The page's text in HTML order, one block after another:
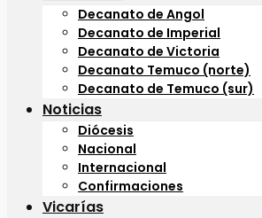
Decanato de Angol
Decanato de Imperial
Decanato de Victoria
Decanato Temuco (norte)
Decanato de Temuco (sur)
Noticias
Diócesis
Nacional
Internacional
Confirmaciones
Vicarías